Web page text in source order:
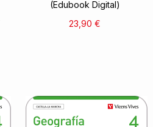
(Edubook Digital)
23,90 €